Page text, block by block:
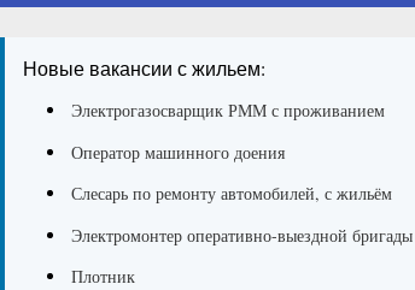
Новые вакансии с жильем:
Электрогазосварщик РММ с проживанием
Оператор машинного доения
Слесарь по ремонту автомобилей, с жильём
Электромонтер оперативно-выездной
Плотник